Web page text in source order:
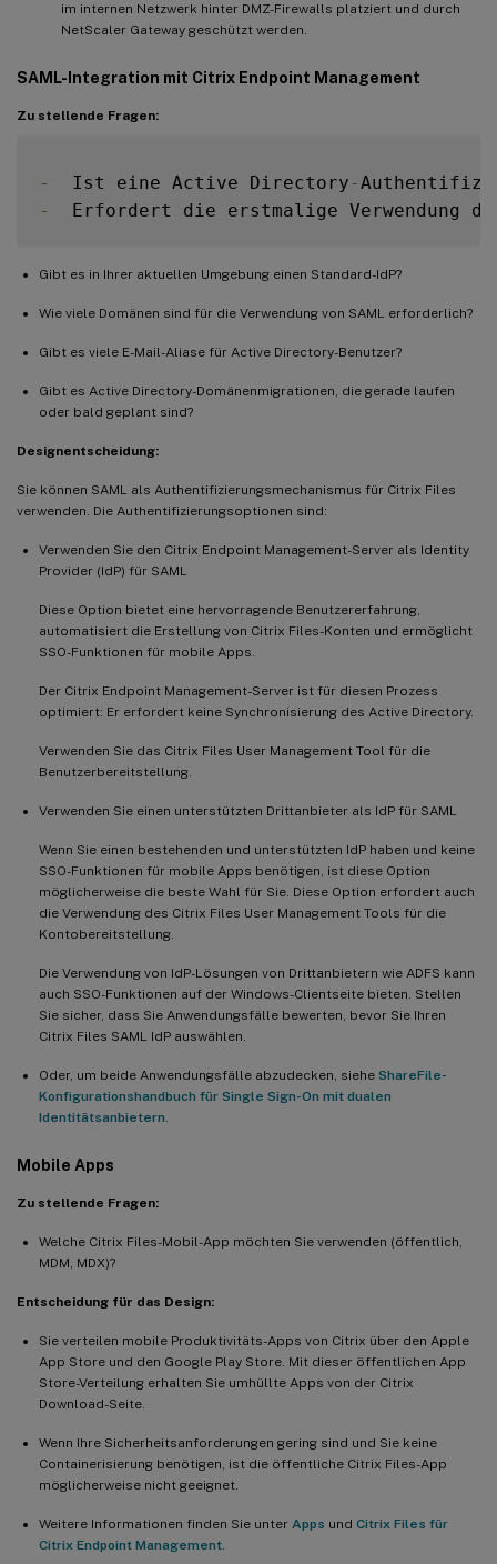
im internen Netzwerk hinter DMZ-Firewalls platziert und durch
NetScaler Gateway geschützt werden.
SAML-Integration mit Citrix Endpoint Management
Zu stellende Fragen:
-
  Ist eine Active Directory
-
-
Erfordert die erstmalige Verwendung
Gibt es in Ihrer aktuellen Umgebung einen Standard-IdP?
Wie viele Domänen sind für die Verwendung von SAML erforderlich?
Gibt es viele E-Mail-Aliase für Active Directory-Benutzer?
Gibt es Active Directory-Domänenmigrationen, die gerade laufen
oder bald geplant sind?
Designentscheidung:
Sie können SAML als Authentifizierungsmechanismus für Citrix Files
verwenden. Die Authentifizierungsoptionen sind:
Verwenden Sie den Citrix Endpoint Management-Server als Identity
Provider (IdP) für SAML
Diese Option bietet eine hervorragende Benutzererfahrung,
automatisiert die Erstellung von Citrix Files-Konten und ermöglicht
SSO-Funktionen für mobile Apps.
Der Citrix Endpoint Management-Server ist für diesen Prozess
optimiert: Er erfordert keine Synchronisierung des Active Directory.
Verwenden Sie das Citrix Files User Management Tool für die
Benutzerbereitstellung.
Verwenden Sie einen unterstützten Drittanbieter als IdP für SAML
Wenn Sie einen bestehenden und unterstützten IdP haben und keine
SSO-Funktionen für mobile Apps benötigen, ist diese Option
möglicherweise die beste Wahl für Sie. Diese Option erfordert auch
die Verwendung des Citrix Files User Management Tools für die
Kontobereitstellung.
Die Verwendung von IdP-Lösungen von Drittanbietern wie ADFS kann
auch SSO-Funktionen auf der Windows-Clientseite bieten. Stellen
Sie sicher, dass Sie Anwendungsfälle bewerten, bevor Sie Ihren
Citrix Files SAML IdP auswählen.
Oder, um beide Anwendungsfälle abzudecken, siehe ShareFile-
Konfigurationshandbuch für Single Sign-On mit dualen
Identitätsanbietern
Mobile Apps
Zu stellende Fragen:
Welche Citrix Files-Mobil-App möchten Sie verwenden (öffentlich,
MDM, MDX)?
Entscheidung für das Design:
Sie verteilen mobile Produktivitäts-Apps von Citrix über den Apple
App Store und den Google Play Store. Mit dieser öffentlichen App
Store-Verteilung erhalten Sie umhüllte Apps von der Citrix
Download-Seite.
Wenn Ihre Sicherheitsanforderungen gering sind und Sie keine
Containerisierung benötigen, ist die öffentliche Citrix Files-App
möglicherweise nicht geeignet.
Weitere Informationen finden Sie unter Apps und Citrix Files für
Citrix Endpoint Management